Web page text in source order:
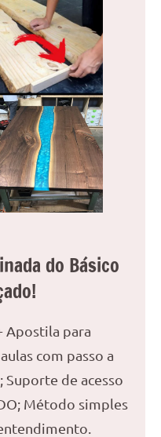
do Básico
Apostila para
com passo a
Suporte de acesso
Método simples